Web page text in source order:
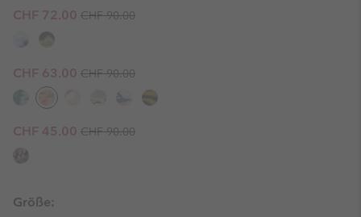
Sale price:
CHF 72.00 Regular price:
CHF 90.00
Sale price:
CHF 63.00 Regular price:
CHF 90.00
Sale price:
CHF 45.00 Regular price:
CHF 90.00
Größe: